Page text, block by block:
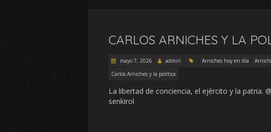
CARLOS ARNICHES Y LA
mayo 7, 2026 admin Arniches hoy en día
Carlos Arniches y la política
La libertad de conciencia, el ejército y la patria.
senkirol